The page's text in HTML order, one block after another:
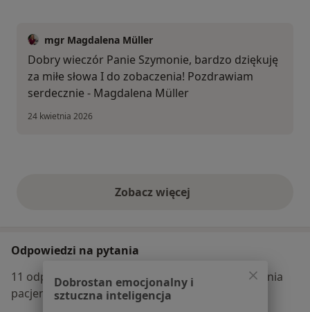
mgr Magdalena Müller
Dobry wieczór Panie Szymonie, bardzo dziękuję
za miłe słowa I do zobaczenia! Pozdrawiam
serdecznie - Magdalena Müller
24 kwietnia 2026
Zobacz więcejopinie powyżej
Odpowiedzi na pytania
11 odpowiedzi udzielonych przez lekarza na pytania
pacjentów na ZnanyLekarz.pl
Dobrostan emocjonalny i
sztuczna inteligencja